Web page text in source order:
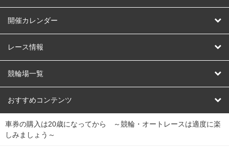
はじめての方へ
開催カレンダー
競輪
オートレース
競輪くじ
Dokanto!
レース情報
レース予想
レース結果
キャリーオーバー一覧
競輪場一覧
北日本 函館競輪場
関
東
弥彦競輪場 前橋競輪場 取手競輪場 宇都宮競輪場
おすすめコンテンツ
競輪選手情報
車券の購入は20歳になってから ～競輪・オートレースは適度に楽
しみましょう～